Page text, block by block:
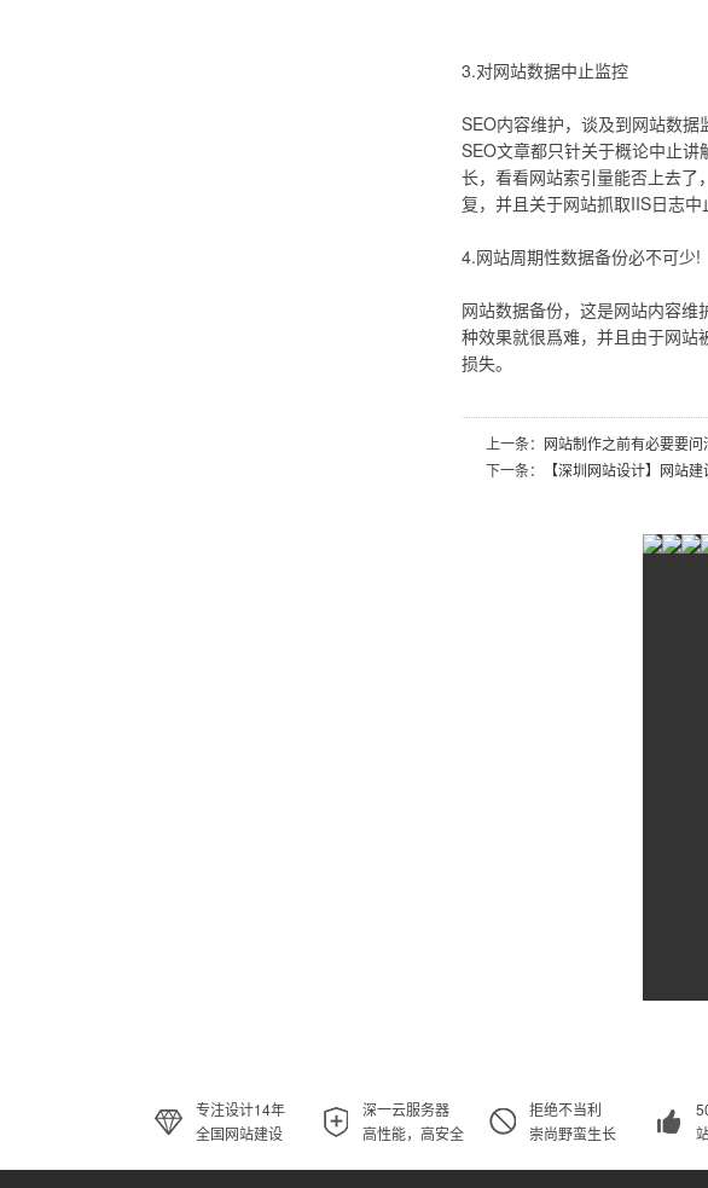
3.对网站数据中止监控
SEO内容维护，谈及到网站数
SEO文章都只针关于概论中止
长，看看网站索引量能否上去了
复，并且关于网站抓取IIS日志
4.网站周期性数据备份必不可少!
网站数据备份，这是网站内容
种效果就很爲难，并且由于网站
损失。
上一条： 网站制作之前有必要要
下一条：
【深圳网站设计】网站
专注设计14年
全国网站建设
深一云服务器
高性能，高安全
拒绝不当利
崇尚野蛮生长